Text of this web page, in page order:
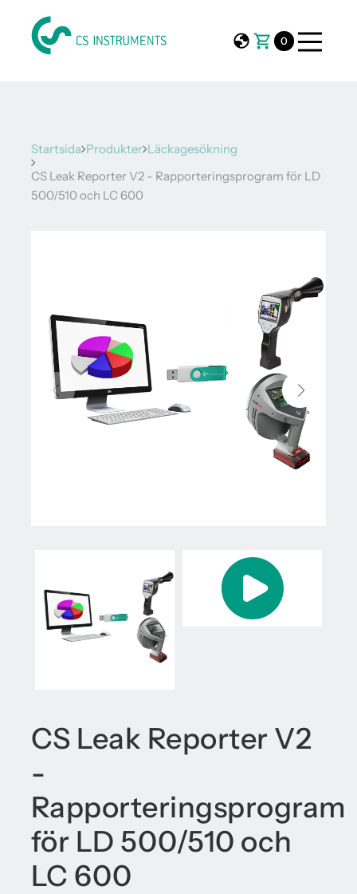
0
Startsida Produkter Läckagesökning
CS Leak Reporter V2 - Rapporteringsprogram för LD
500/510 och LC 600
CS Leak Reporter V2
-
Rapporteringsprogram
för LD 500/510 och
LC 600